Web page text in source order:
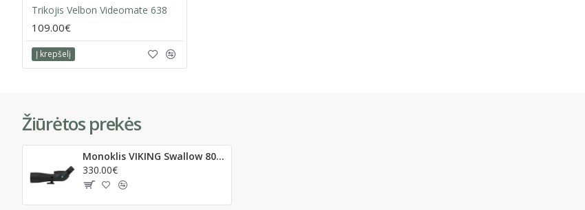
Trikojis Velbon Videomate 638
109.00€
Į krepšelį
Žiūrėtos prekės
Monoklis VIKING Swallow 80mm + 20-60x okuliaras + dėklas
330.00€